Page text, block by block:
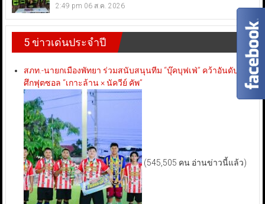
2:49 pm 06 ส.ค. 2026
5 ข่าวเด่นประจำปี
สภท.-นายกเมืองพัทยา ร่วมสนับสนุนทีม “บุ๊คบุฟเฟ่” คว้าอันดับ 3
ศึกฟุตซอล “เกาะล้าน × นัควีย์ คัพ”
(545,505 คน อ่านข่าวนี้แล้ว)